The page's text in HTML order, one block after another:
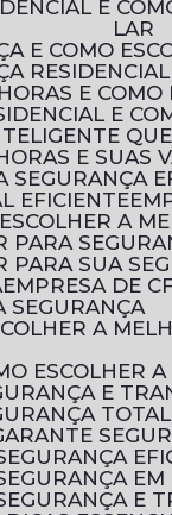
LAR
E COMO
E
E
E SUAS
SEGURANÇA
EFICIENTE
A
PARA
PARA SUA
EMPRESA DE
SEGURANÇA
A
ESCOLHER
E
TOTAL
EM
E